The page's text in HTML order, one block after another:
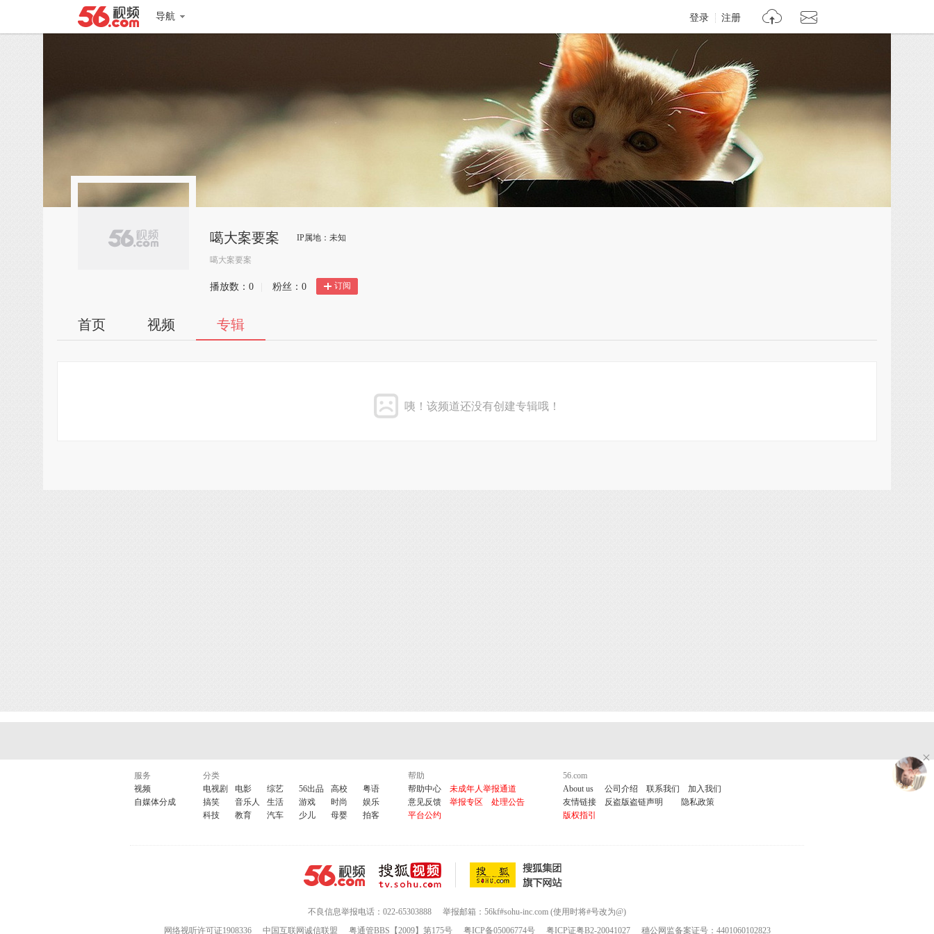
导航 登录 注册
噶大案要案 IP属地：未知
噶大案要案
播放数： 0 粉丝： 0 订阅
首页 视频 专辑
咦！该频道还没有创建专辑哦！
服务
视频
自媒体分成
分类
电视剧
电影 综艺 56出品 高校
粤语
搞笑
音乐人 生活 游戏 时尚
娱乐
科技
教育 汽车 少儿 母婴 拍客
帮助
帮助中心
未成年人举报通道
意见反馈
举报专区
处理公告
平台公约
56.com
About us
公司介绍 联系我们
加入我们
友情链接
反盗版盗链声明
隐私政策
版权指引
不良信息举报电话：022-65303888
举报邮箱：56kf#sohu-inc.com (使用时将#号改为@)
网络视听许可证1908336
中国互联网诚信联盟 粤通管BBS【2009】第175号 粤ICP备05006774号 粤ICP证粤B2-20041027 穗公网监备案证号：4401060102823